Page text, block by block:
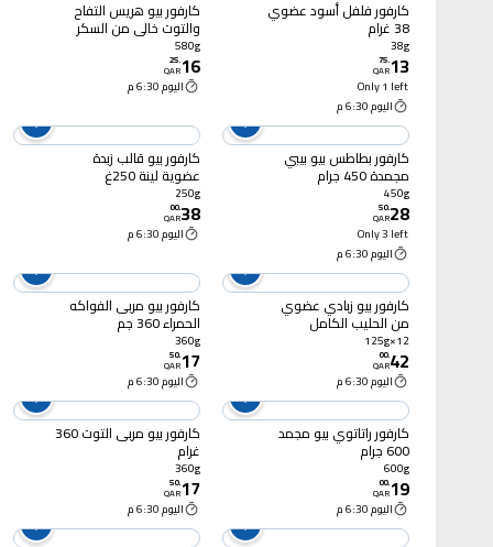
كارفور فلفل أسود عضوي
38 غرام
38g
13
.
75
QAR
Only 1 left
اليوم 6:30 م
كارفور بيو هريس التفاح
والتوت خالي من السكر
المضاف 580 غرام
580g
16
.
25
QAR
اليوم 6:30 م
كارفور بطاطس بيو بيبي
مجمدة 450 جرام
450g
28
.
50
QAR
Only 3 left
اليوم 6:30 م
كارفور بيو قالب زبدة
عضوية لينة 250غ
250g
38
.
00
QAR
اليوم 6:30 م
كارفور بيو زبادي عضوي
من الحليب الكامل
125غ×12
125g×12
42
.
00
QAR
اليوم 6:30 م
كارفور بيو مربى الفواكه
الحمراء 360 جم
360g
17
.
50
QAR
اليوم 6:30 م
كارفور راتاتوي بيو مجمد
600 جرام
600g
19
.
00
QAR
اليوم 6:30 م
كارفور بيو مربى التوت 360
غرام
360g
17
.
50
QAR
اليوم 6:30 م